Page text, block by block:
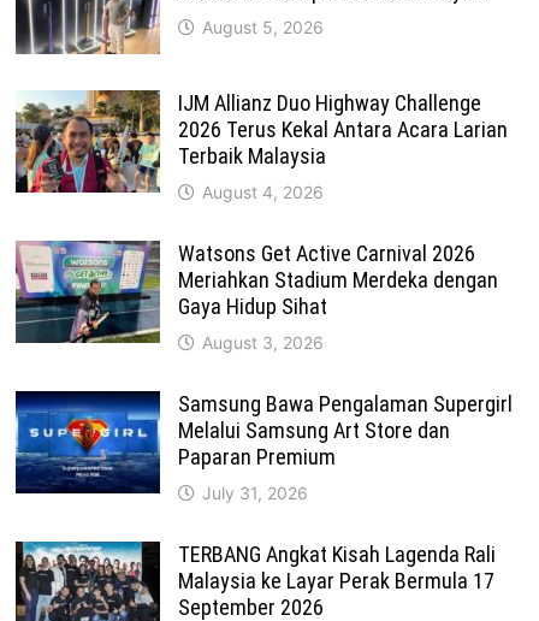
August 5, 2026
IJM Allianz Duo Highway Challenge
2026 Terus Kekal Antara Acara Larian
Terbaik Malaysia
August 4, 2026
Watsons Get Active Carnival 2026
Meriahkan Stadium Merdeka dengan
Gaya Hidup Sihat
August 3, 2026
Samsung Bawa Pengalaman Supergirl
Melalui Samsung Art Store dan
Paparan Premium
July 31, 2026
TERBANG Angkat Kisah Lagenda Rali
Malaysia ke Layar Perak Bermula 17
September 2026